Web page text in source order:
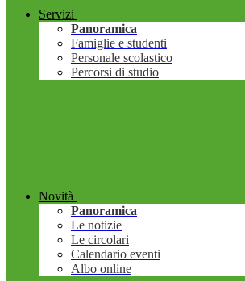
Servizi
Panoramica
Famiglie e studenti
Personale scolastico
Percorsi di studio
Novità
Panoramica
Le notizie
Le circolari
Calendario eventi
Albo online